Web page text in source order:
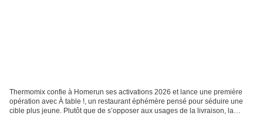
Thermomix confie à Homerun ses activations 2026 et lance une première
opération avec À table !, un restaurant éphémère pensé pour séduire une
cible plus jeune. Plutôt que de s’opposer aux usages de la livraison, la